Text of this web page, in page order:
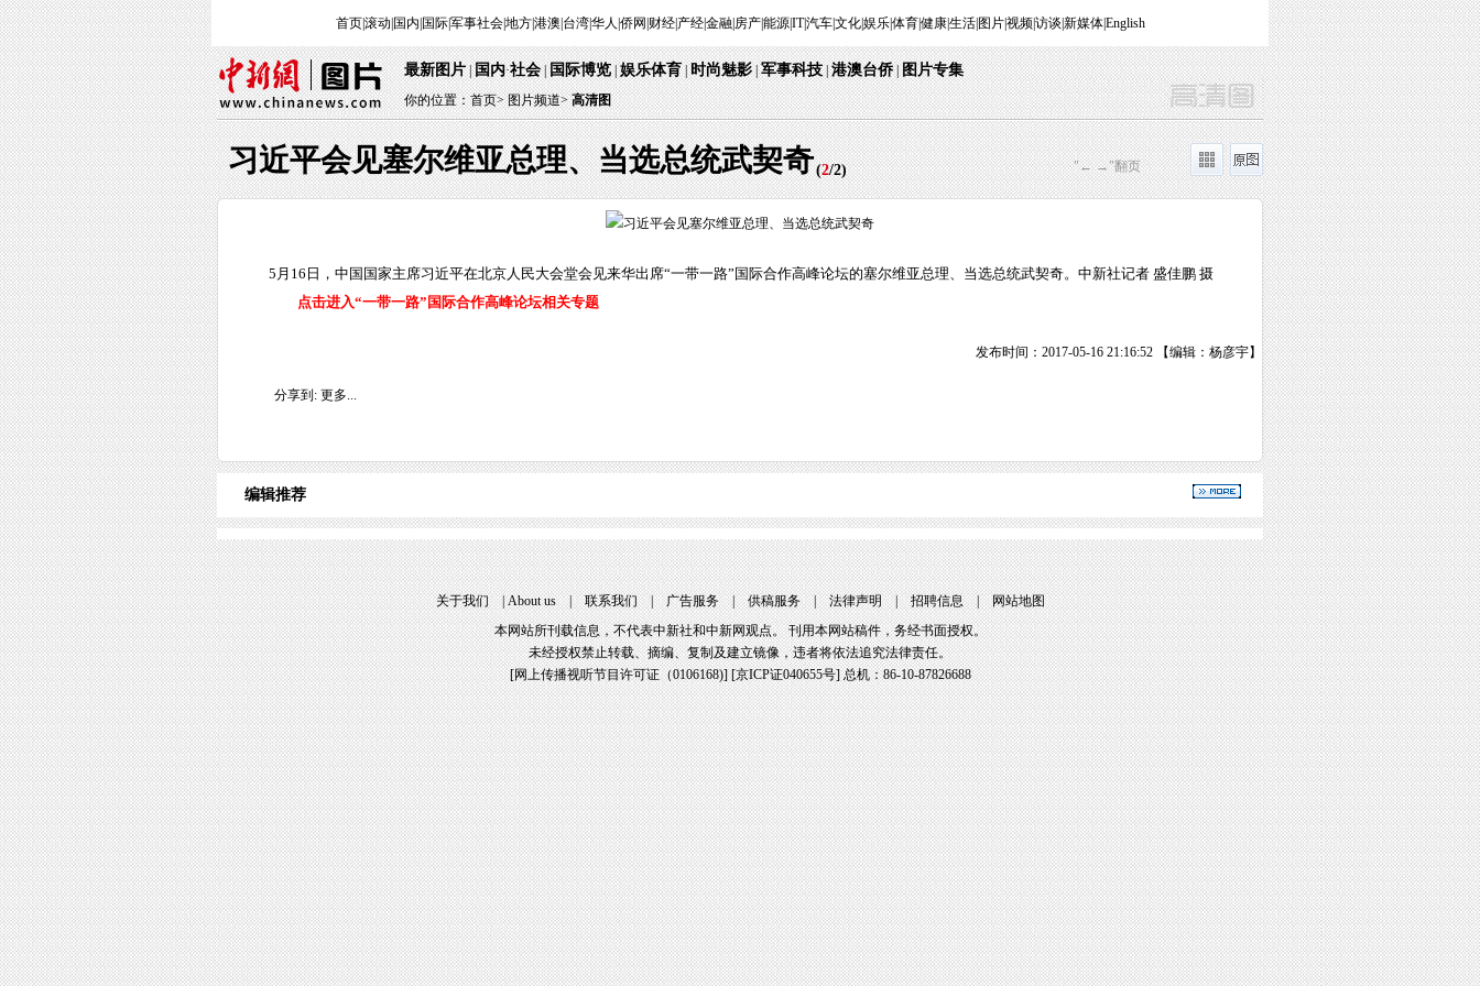
首页|滚动 国内 国际|军事社会|地方|港澳 台湾|华人 侨网 财经| 产经|金融| 房产|能源|IT|汽车|文化|娱乐|体育|健康|生活| 图片|视频|访谈 新媒体|English
最新图片|国内·社会|国际博览|娱乐体育|时尚魅影|军事科技|港澳台侨|图片专集
你的位置：首页>图片频道> 高清图
习近平会见塞尔维亚总理、当选总统武契奇(2/2) "← →"翻页
5月16日，中国国家主席习近平在北京人民大会堂会见来华出席“一带一路”国际合作高峰论坛的塞尔维亚总理、当选总统武契奇。中新社记者 盛佳鹏 摄
点击进入“一带一路”国际合作高峰论坛相关专题
发布时间：2017-05-16 21:16:52 【编辑：杨彦宇】
分享到: 更多...
编辑推荐
关于我们|About us|联系我们|广告服务|供稿服务|法律声明|招聘信息|网站地图
本网站所刊载信息，不代表中新社和中新网观点。 刊用本网站稿件，务经书面授权。
未经授权禁止转载、摘编、复制及建立镜像，违者将依法追究法律责任。
[网上传播视听节目许可证（0106168)] [京ICP证040655号] 总机：86-10-87826688